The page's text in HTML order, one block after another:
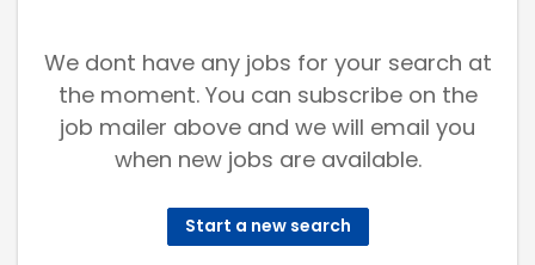
We dont have any jobs for your search at
the moment. You can subscribe on the
job mailer above and we will email you
when new jobs are available.
Start a new search